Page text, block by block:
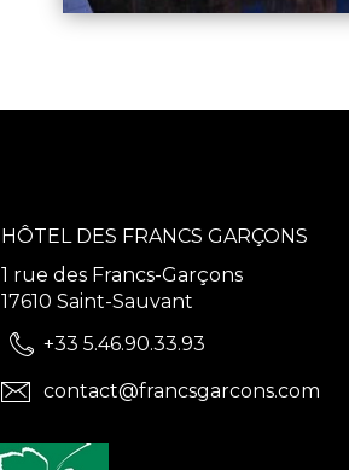
HÔTEL DES FRANCS GARÇONS
1 rue des Francs-Garçons
17610 Saint-Sauvant
+33 5.46.90.33.93
contact@francsgarcons.com